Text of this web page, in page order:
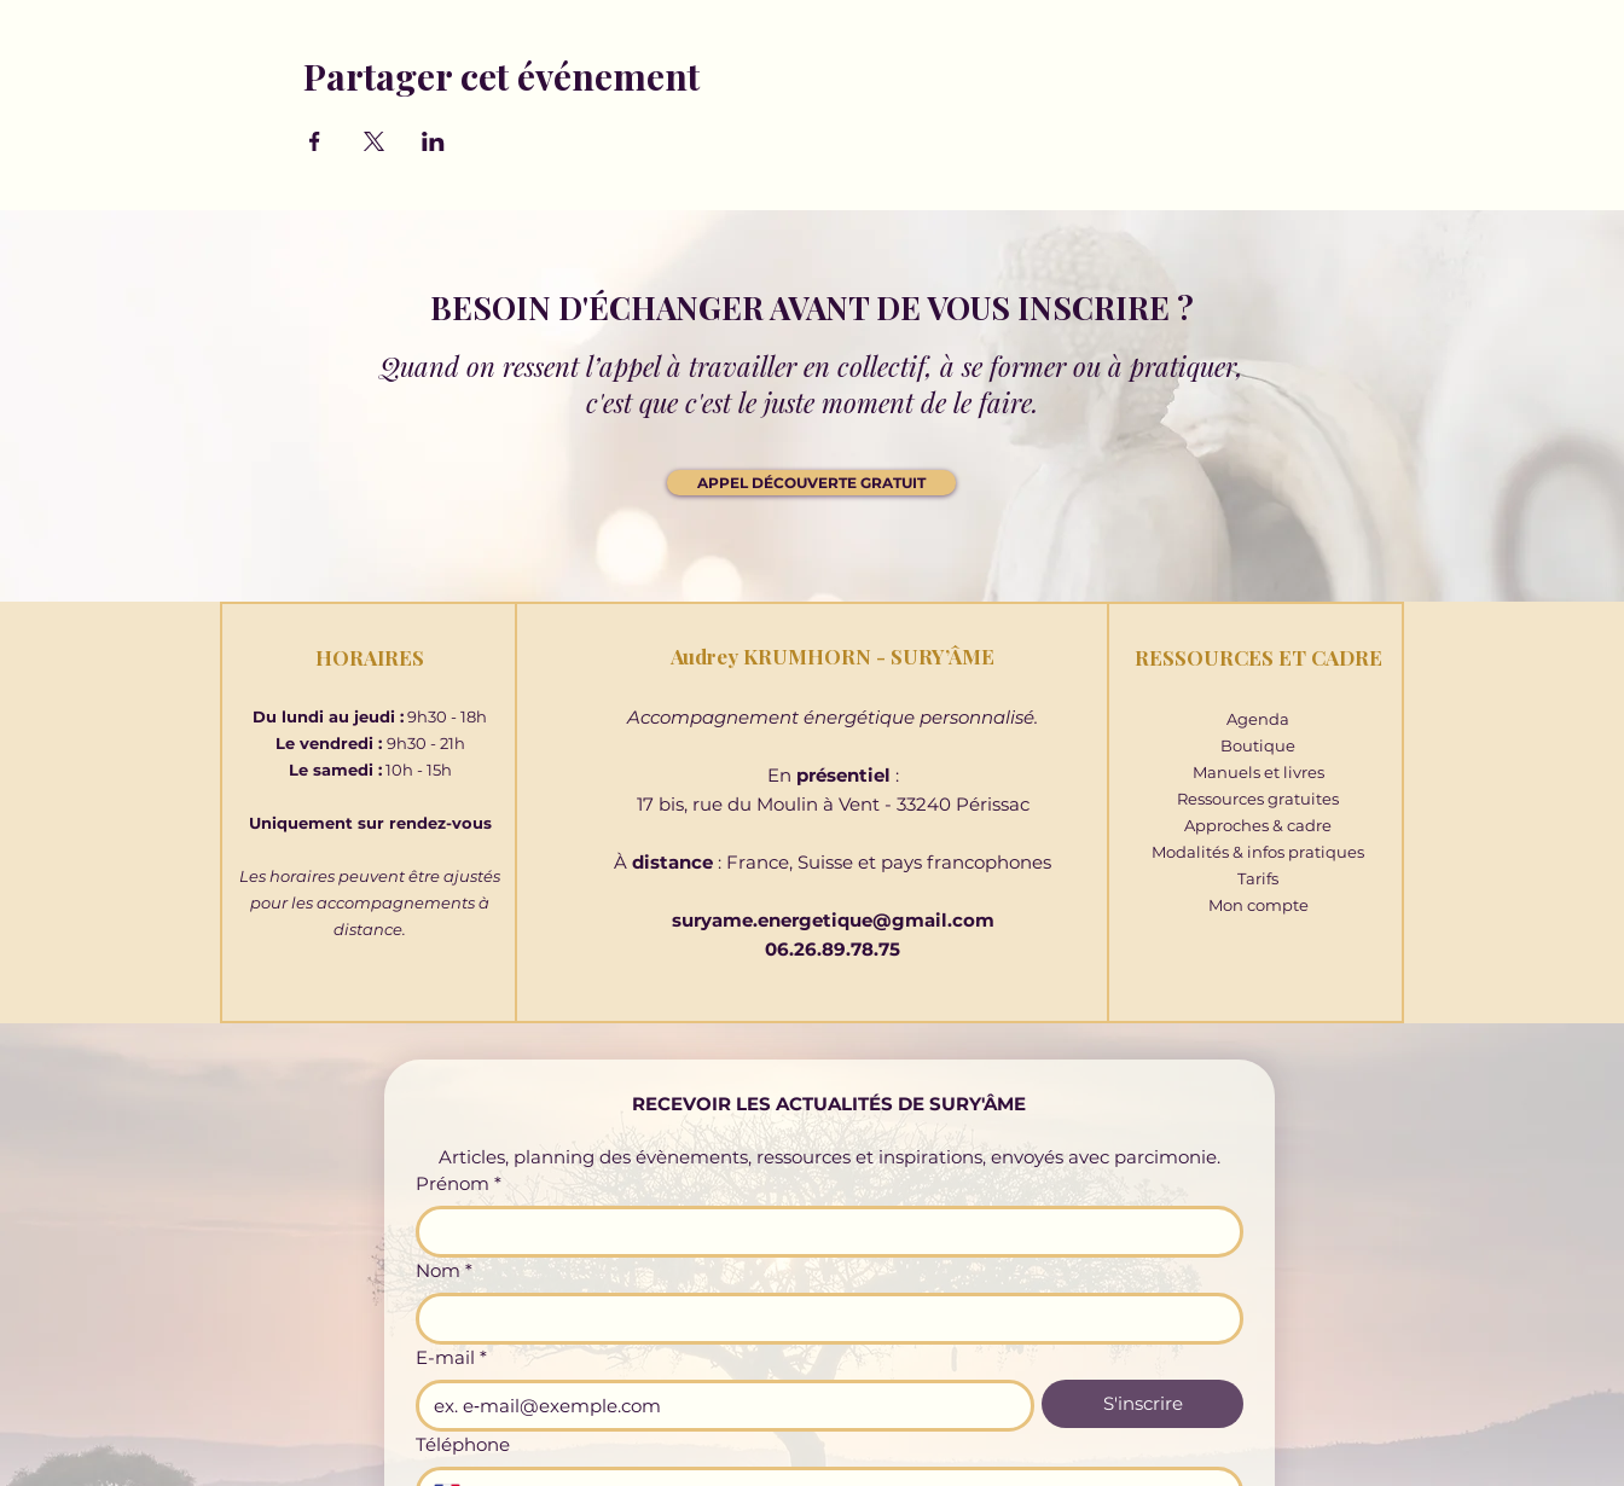
Partager cet événement
BESOIN D'ÉCHANGER AVANT DE VOUS INSCRIRE ?
Quand on ressent l’appel à travailler en collectif, à se former ou à pratiquer,
c'est que c'est le juste moment de le faire.
APPEL DÉCOUVERTE GRATUIT
HORAIRES
Du lundi au jeudi :9h30 - 18h
Le vendredi : 9h30 - 21h
Le samedi :10h - 15h
Uniquement sur rendez-vous
Les horaires peuvent être ajustés
pour les accompagnements à
distance.
Audrey KRUMHORN - SURY’ÂME
Accompagnement énergétique personnalisé.
En présentiel :
17 bis, rue du Moulin à Vent - 33240 Périssac
À distance : France, Suisse et pays francophones
suryame.energetique@gmail.com
06.26.89.78.75
RESSOURCES ET CADRE
Agenda
Boutique
Manuels et livres
Ressources gratuites
Approches & cadre
Modalités & infos pratiques
Tarifs
Mon compte
RECEVOIR LES ACTUALITÉS DE SURY'ÂME
Articles, planning des évènements, ressources et inspirations, envoyés avec parcimonie.
Prénom *
Nom *
E-mail *
S'inscrire
Téléphone